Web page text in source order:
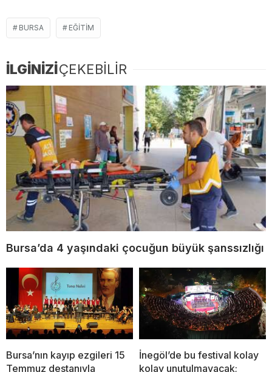
BURSA EĞITIM
İLGİNİZİÇEKEBİLİR
Bursa’da 4 yaşındaki çocuğun büyük şanssızlığı
Bursa’nın kayıp ezgileri 15
Temmuz destanıyla
İnegöl’de bu festival kolay
kolay unutulmayacak;